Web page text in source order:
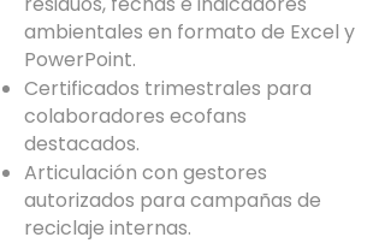
ambientales en formato de Excel y
PowerPoint.
Certificados trimestrales para
colaboradores ecofans
destacados.
Articulación con gestores
autorizados para campañas de
reciclaje internas.